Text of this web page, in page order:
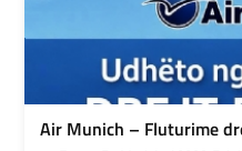
Air Munich – Fluturime